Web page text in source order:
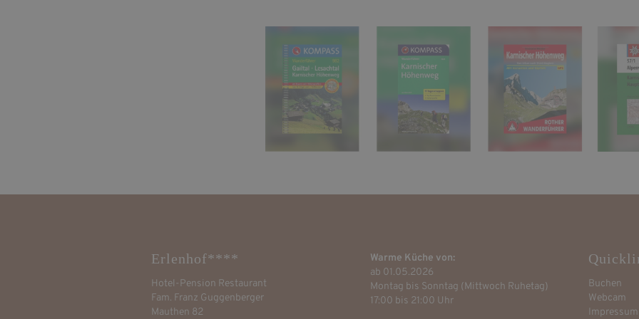
Erlenhof****
Hotel-Pension Restaurant
Fam. Franz Guggenberger
Mauthen 82
Warme Küche von:
ab 01.05.2026
Montag bis Sonntag (Mittwoch Ruhetag)
17:00 bis 21:00 Uhr
Buchen
Webcam
Impressum